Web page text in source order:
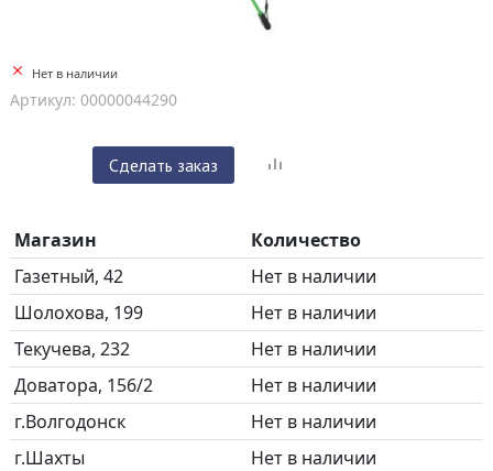
Нет в наличии
Артикул: 00000044290
Сделать заказ
Магазин
Количество
Газетный, 42
Нет в наличии
Шолохова, 199
Нет в наличии
Текучева, 232
Нет в наличии
Доватора, 156/2
Нет в наличии
г.Волгодонск
Нет в наличии
г.Шахты
Нет в наличии